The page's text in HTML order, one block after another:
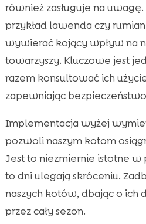
również zasługuje na
przykład lawenda czy
wywierać kojący wpływ na
towarzyszy. Kluczowe jest
razem konsultować ich
zapewniając
Implementacja wyżej
pozwoli naszym kotom
Jest to niezmiernie istotne w
to dni ulegają skróceniu.
naszych kotów, dbając o ich
przez cały sezon.